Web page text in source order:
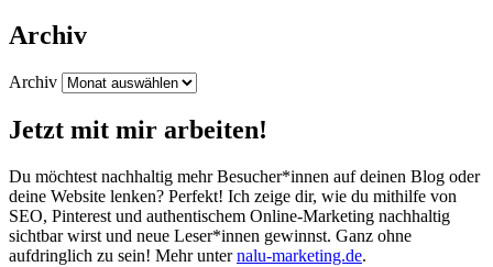
Archiv
Archiv
Jetzt mit mir arbeiten!
Du möchtest nachhaltig mehr Besucher*innen auf deinen Blog oder
deine Website lenken? Perfekt! Ich zeige dir, wie du mithilfe von
SEO, Pinterest und authentischem Online-Marketing nachhaltig
sichtbar wirst und neue Leser*innen gewinnst. Ganz ohne
aufdringlich zu sein! Mehr unternalu-marketing.de.